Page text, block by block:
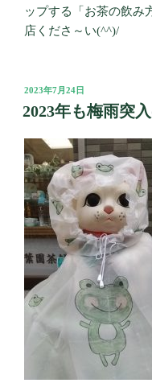
ップする「お茶の飲み
店くださ～い(^^)/
投
稿
日:
2023年7月24日
2023年も梅雨突